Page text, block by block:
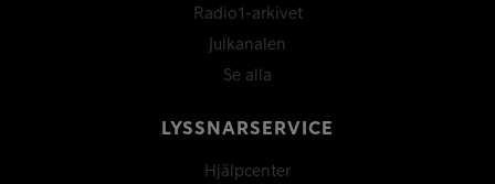
Radio1-arkivet
Julkanalen
Se alla
LYSSNARSERVICE
Hjälpcenter